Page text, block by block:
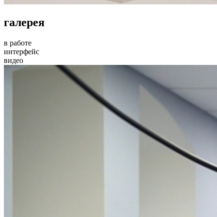
галерея
в работе
интерфейс
видео